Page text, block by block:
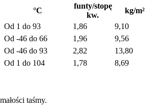
°C
funty/stopę
kw.
kg/m²
Od 1 do 93 1,86
9,10
Od -46 do 66 1,96
9,56
Od -46 do 93 2,82
13,80
Od 1 do 104 1,78 8,69
taśmy.